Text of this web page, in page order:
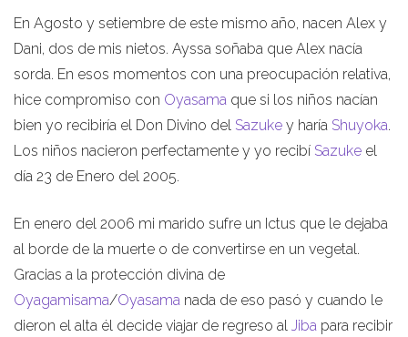
En Agosto y setiembre de este mismo año, nacen Alex y
Dani, dos de mis nietos. Ayssa soñaba que Alex nacía
sorda. En esos momentos con una preocupación relativa,
hice compromiso con Oyasama que si los niños nacían
bien yo recibiría el Don Divino del Sazuke y haría Shuyoka.
Los niños nacieron perfectamente y yo recibí Sazuke el
día 23 de Enero del 2005.
En enero del 2006 mi marido sufre un Ictus que le dejaba
al borde de la muerte o de convertirse en un vegetal.
Gracias a la protección divina de
Oyagamisama/Oyasama nada de eso pasó y cuando le
dieron el alta él decide viajar de regreso al Jiba para recibir